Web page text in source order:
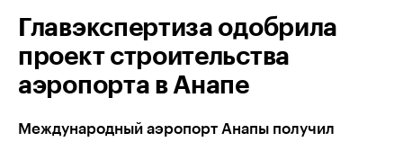
Главэкспертиза одобрила
проект строительства
аэропорта в Анапе
Международный аэропорт Анапы получил